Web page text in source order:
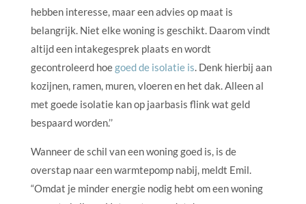
hebben interesse, maar een advies op maat is
belangrijk. Niet elke woning is geschikt. Daarom vindt
altijd een intakegesprek plaats en wordt
gecontroleerd hoegoed de isolatie is. Denk hierbij aan
kozijnen, ramen, muren, vloeren en het dak. Alleen al
met goede isolatie kan op jaarbasis flink wat geld
bespaard worden.’’
Wanneer de schil van een woning goed is, is de
overstap naar een warmtepomp nabij, meldt Emil.
“Omdat je minder energie nodig hebt om een woning